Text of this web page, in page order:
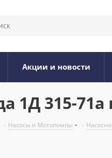
Акции и новости
1Д 315-
- Насосы и Мотопомпы -